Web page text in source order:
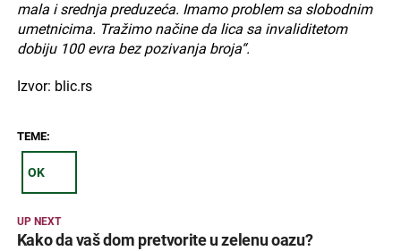
mala i srednja preduzeća. Imamo problem sa slobodnim
umetnicima. Tražimo načine da lica sa invaliditetom
dobiju 100 evra bez pozivanja broja“.
Izvor: blic.rs
TEME:
OK
UP NEXT
Kako da vaš dom pretvorite u zelenu oazu?